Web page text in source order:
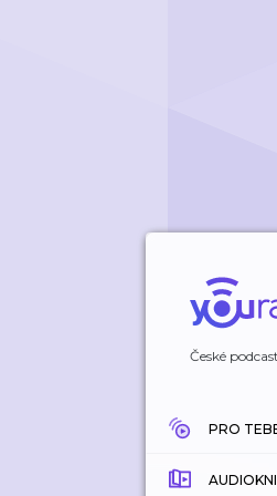
České
PRO